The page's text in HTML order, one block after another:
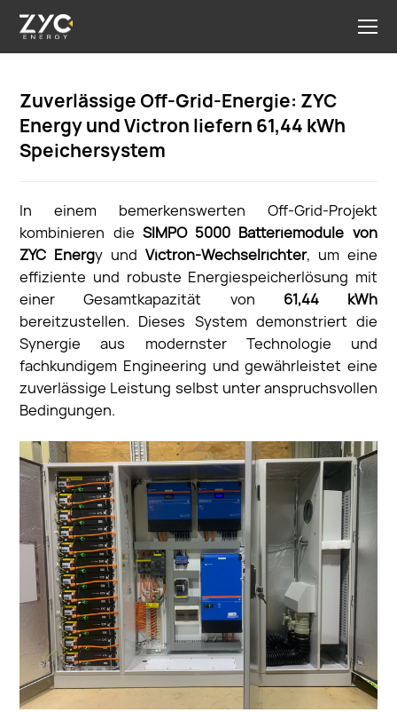
Zuverlässige Off-Grid-Energie: ZYC
Energy und Victron liefern 61,44 kWh
Speichersystem
In einem bemerkenswerten Off-Grid-Projekt
kombinieren die SIMPO 5000 Batteriemodule von
ZYC Energy und Victron-Wechselrichter, um eine
effiziente und robuste Energiespeicherlösung mit
einer Gesamtkapazität von 61,44 kWh
bereitzustellen. Dieses System demonstriert die
Synergie aus modernster Technologie und
fachkundigem Engineering und gewährleistet eine
zuverlässige Leistung selbst unter anspruchsvollen
Bedingungen.